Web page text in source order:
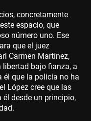
concretamente
espacio, que
número uno. Ese
que el juez
Carmen Martínez,
libertad bajo fianza, a
él que la policía no ha
López cree que las
desde un principio,